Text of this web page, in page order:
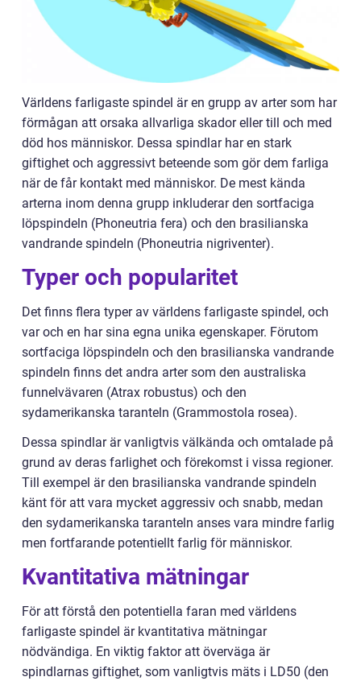
Världens farligaste spindel är en grupp av arter som har
förmågan att orsaka allvarliga skador eller till och med
död hos människor. Dessa spindlar har en stark
giftighet och aggressivt beteende som gör dem farliga
när de får kontakt med människor. De mest kända
arterna inom denna grupp inkluderar den sortfaciga
löpspindeln (Phoneutria fera) och den brasilianska
vandrande spindeln (Phoneutria nigriventer).
Typer och popularitet
Det finns flera typer av världens farligaste spindel, och
var och en har sina egna unika egenskaper. Förutom
sortfaciga löpspindeln och den brasilianska vandrande
spindeln finns det andra arter som den australiska
funnelvävaren (Atrax robustus) och den
sydamerikanska taranteln (Grammostola rosea).
Dessa spindlar är vanligtvis välkända och omtalade på
grund av deras farlighet och förekomst i vissa regioner.
Till exempel är den brasilianska vandrande spindeln
känt för att vara mycket aggressiv och snabb, medan
den sydamerikanska taranteln anses vara mindre farlig
men fortfarande potentiellt farlig för människor.
Kvantitativa mätningar
För att förstå den potentiella faran med världens
farligaste spindel är kvantitativa mätningar
nödvändiga. En viktig faktor att överväga är
spindlarnas giftighet, som vanligtvis mäts i LD50 (den